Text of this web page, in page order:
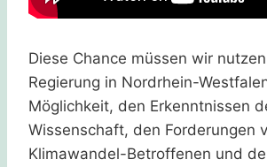
Diese Chance müssen wir
Regierung in Nordrhein-
Möglichkeit, den Erkenntnissen
Wissenschaft, den Forderungen
Klimawandel-Betroffenen und